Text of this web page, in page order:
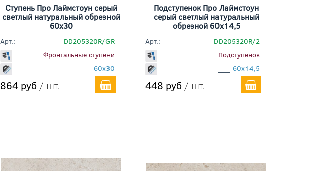
Ступень Про Лаймстоун серый
светлый натуральный обрезной
60x30
Арт.:
DD205320R/GR
Фронтальные ступени
60x30
864 руб / шт.
Подступенок Про Лаймстоун
серый светлый натуральный
обрезной 60x14,5
Арт.:
DD205320R/2
Подступенок
60x14,5
448 руб / шт.